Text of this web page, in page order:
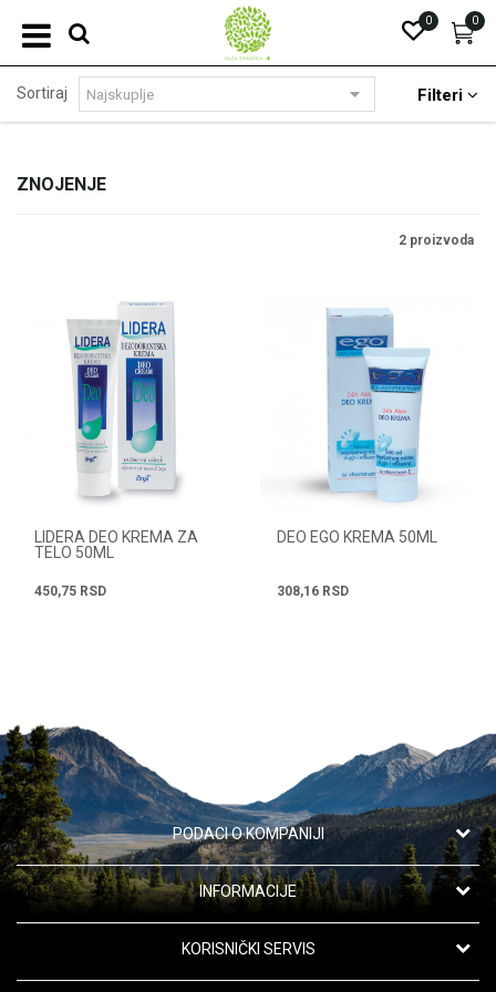
0
0
ZNOJENJE
Sortiraj Filteri
2 proizvoda
LIDERA DEO KREMA ZA
TELO 50ML
450,75 RSD
DEO EGO KREMA 50ML
308,16 RSD
PODACI O KOMPANIJI
Apotekarska ustanova "Oaza zdravlja"
Kanarevo Brdo 42,
11191 Beograd, Srbija
Telefon:
INFORMACIJE
O nama
Saradnja
KORISNIČKI SERVIS